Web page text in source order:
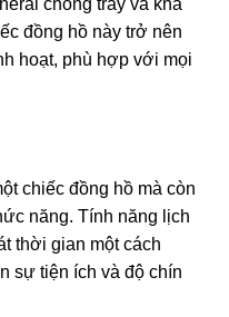
đồng hồ này trở nên
hoạt, phù hợp với mọi
chiếc đồng hồ mà còn
năng. Tính năng lịch
thời gian một cách
sự tiện ích và độ chín